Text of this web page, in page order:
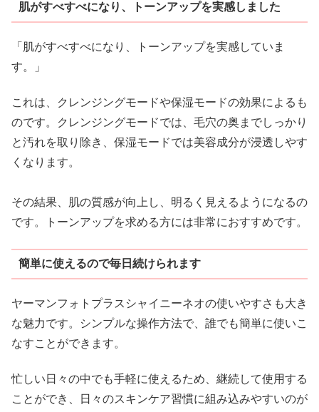
肌がすべすべになり、トーンアップを実感しました
「肌がすべすべになり、トーンアップを実感していま
す。」
これは、クレンジングモードや保湿モードの効果によるも
のです。クレンジングモードでは、毛穴の奥までしっかり
と汚れを取り除き、保湿モードでは美容成分が浸透しやす
くなります。
その結果、肌の質感が向上し、明るく見えるようになるの
です。トーンアップを求める方には非常におすすめです。
簡単に使えるので毎日続けられます
ヤーマンフォトプラスシャイニーネオの使いやすさも大き
な魅力です。シンプルな操作方法で、誰でも簡単に使いこ
なすことができます。
忙しい日々の中でも手軽に使えるため、継続して使用する
ことができ、日々のスキンケア習慣に組み込みやすいのが